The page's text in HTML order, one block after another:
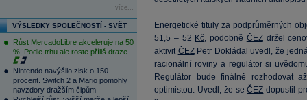
více...
VÝSLEDKY SPOLEČNOSTÍ - SVĚT
Růst MercadoLibre akceleruje na 50
%. Podle trhu ale roste příliš draze
Nintendo navýšilo zisk o 150
procent. Switch 2 a Mario pomohly
navzdory dražším čipům
Energetické tituly za podprůměrných
51,5 – 52 Kč, podobně ČEZdržel
aktivit ČEZPetr Dokládal uvedl, že
racionální roviny a regulátor si
Regulátor bude finálně rozhodovat
optimistou. Uvedl, že seČEZ dopustil